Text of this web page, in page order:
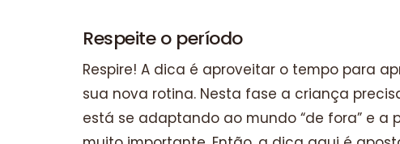
Respeite o período
Respire! A dica é aproveitar o tempo para
sua nova rotina. Nesta fase a criança
está se adaptando ao mundo “de fora” e